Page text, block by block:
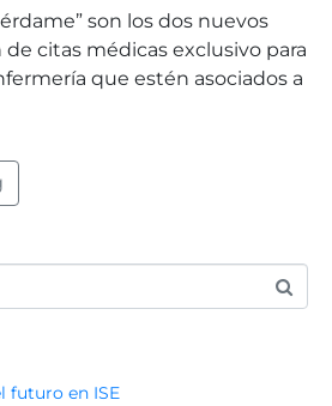
son los dos nuevos
citas médicas exclusivo para
que estén asociados a
futuro en ISE